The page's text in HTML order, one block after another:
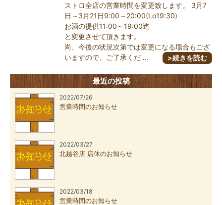
ストロ全店の営業時間を変更致します。 3月7
日～3月21日9:00～20:00(Lo19:30)
お酒の提供11:00～19:00迄
と変更させて頂きます。
尚、今後の状況次第では変更になる場合もござ
いますので、ご了承くだ ...
>続きを読む
最近の投稿
2022/07/26
営業時間のお知らせ
2022/03/27
北越谷店 店休のお知らせ
2022/03/18
営業時間のお知らせ